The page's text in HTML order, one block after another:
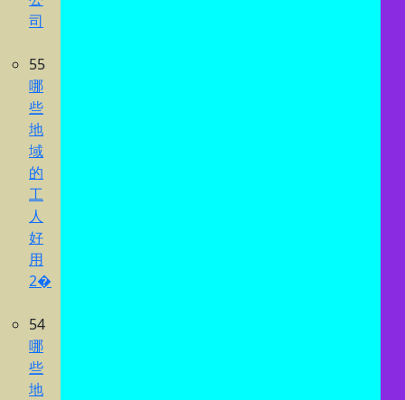
司
55
哪
些
地
域
的
工
人
好
用
2�
54
哪
些
地